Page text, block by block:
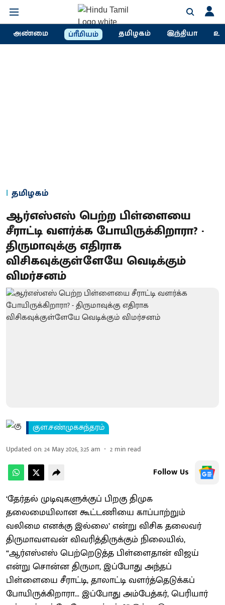
அண்மை ப்ரீமியம் தமிழகம் இந்தியா
தமிழகம்
ஆர்எஸ்எஸ் பெற்ற பிள்ளையை
சீராட்டி வளர்க்க போயிருக்கிறாரா? -
திருமாவுக்கு எதிராக
விசிகவுக்குள்ளேயே வெடிக்கும்
விமர்சனம்
குள.சண்முகசுந்தரம்
Updated on:24 May 2026, 3:25 am 2 min read
Follow Us
‘தேர்தல் முடிவுகளுக்குப் பிறகு திமுக
தலைமையிலான கூட்டணியை காப்பாற்றும்
வலிமை எனக்கு இல்லை’ என்று விசிக தலைவர்
திருமாவளவன் விவரித்திருக்கும் நிலையில்,
“ஆர்எஸ்எஸ் பெற்றெடுத்த பிள்ளைதான் விஜய்
என்று சொன்ன திருமா, இப்போது அந்தப்
பிள்ளையை சீராட்டி, தாலாட்டி வளர்த்தெடுக்கப்
போயிருக்கிறாரா... இப்போது அம்பேத்கர், பெரியார்